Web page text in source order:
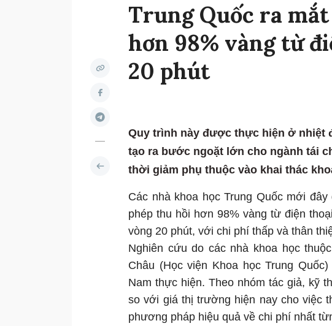
Trung Quốc ra
hơn 98% vàng từ
20 phút
Quy trình này được thực hiện ở nhiệt
tạo ra bước ngoặt lớn cho ngành tái
thời giảm phụ thuộc vào khai thác
Các nhà khoa học Trung Quốc mới
phép thu hồi hơn 98% vàng từ điện
vòng 20 phút, với chi phí thấp và thân
Nghiên cứu do các nhà khoa học
Châu (Học viện Khoa học Trung
Nam thực hiện. Theo nhóm tác giả, kỹ
so với giá thị trường hiện nay cho việc
phương pháp hiệu quả về chi phí nhất